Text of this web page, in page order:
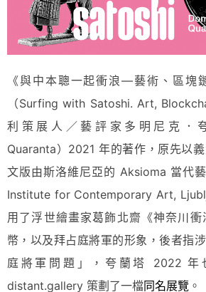
《與中本聰一起衝浪—藝術、區塊
（Surfing with Satoshi. Art,
利策展人／藝評家多明尼克．
Quaranta）2021 年的著作，原先以
文版由斯洛維尼亞的 Aksioma 當代
Institute for Contemporary Art,
用了浮世繪畫家葛飾北齋《神奈川
幣，以及拜占庭將軍的形象，後者指
庭將軍問題」，夸蘭塔 2022 年
distant.gallery 策劃了一檔同名展覽 。